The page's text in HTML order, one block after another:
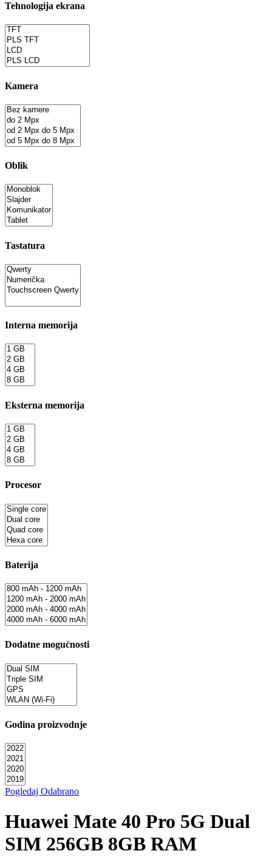
Tehnologija ekrana
Kamera
Oblik
Tastatura
Interna memorija
Eksterna memorija
Procesor
Baterija
Dodatne mogućnosti
Godina proizvodnje
Pogledaj Odabrano
Huawei Mate 40 Pro 5G Dual
SIM 256GB 8GB RAM